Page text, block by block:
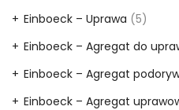
Einboeck – Uprawa (5)
Einboeck – Agregat do
Einboeck – Agregat
Einboeck – Agregat